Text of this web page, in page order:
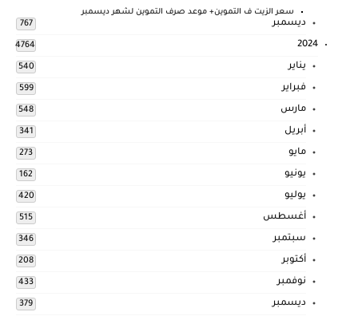
سعر الزيت ف التموين+ موعد صرف التموين لشهر ديسمبر
ديسمبر 767
2024
4764
يناير 540
فبراير 599
مارس 548
أبريل 341
مايو 273
يونيو 162
يوليو 420
أغسطس 515
سبتمبر 346
أكتوبر 208
نوفمبر 433
ديسمبر 379